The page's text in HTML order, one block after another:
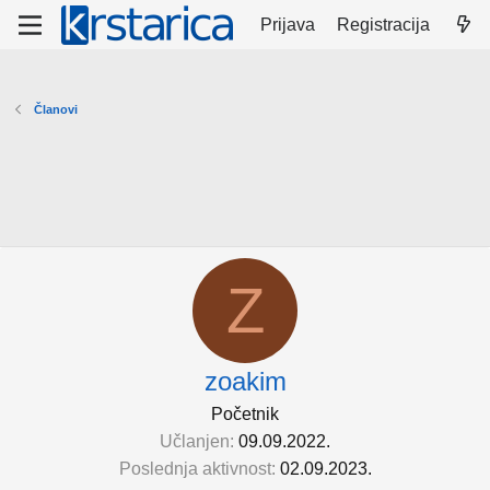
Prijava Registracija
Članovi
Z
zoakim
Početnik
Učlanjen 09.09.2022.
Poslednja aktivnost 02.09.2023.